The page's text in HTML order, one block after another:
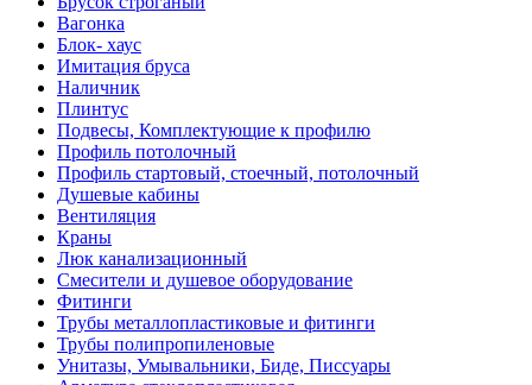
Вагонка
Блок- хаус
Имитация бруса
Наличник
Плинтус
Подвесы, Комплектующие к профилю
Профиль потолочный
Профиль стартовый, стоечный, потолочный
Душевые кабины
Вентиляция
Краны
Люк канализационный
Смесители и душевое оборудование
Фитинги
Трубы металлопластиковые и фитинги
Трубы полипропиленовые
Унитазы, Умывальники, Биде, Писсуары